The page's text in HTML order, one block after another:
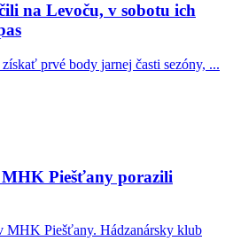
na Levoču, v sobotu ich
prvé body jarnej časti sezóny, ...
Piešťany porazili
MHK Piešťany. Hádzanársky klub